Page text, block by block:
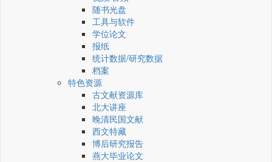
随书光盘
工具与软件
学位论文
报纸
统计数据/研究数据
档案
特色资源
古文献资源库
北大讲座
晚清民国文献
西文特藏
博后研究报告
燕大毕业论文